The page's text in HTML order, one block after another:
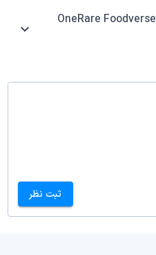
عرضه‌ی کل و عرضه‌ی در گردش OneRare Foodverse
ثبت نظر